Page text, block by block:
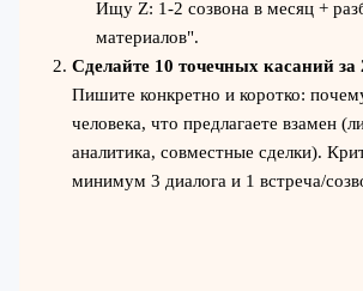
Ищу Z: 1-2 созвона в месяц +
материалов".
Сделайте 10 точечных касаний за
Пишите конкретно и коротко:
человека, что предлагаете взамен
аналитика, совместные сделки).
минимум 3 диалога и 1 встреча/